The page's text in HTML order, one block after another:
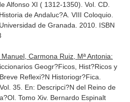
Alfonso XI ( 1312-1350). Vol. CD.
de Andaluc?A. VIII Coloquio.
de Granada. 2010. ISBN
Carmona Ruiz, Mª Antonia:
Geogr?Ficos, Hist?Ricos y
Reflexi?N Historiogr?Fica.
35. En: Descripci?N del Reino de
Tomo Xiv. Bernardo Espinalt